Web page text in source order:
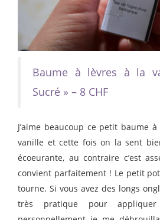
Baume à lèvres à la
Sucré » – 8 CHF
J’aime beaucoup ce petit baume
vanille et cette fois on la sent
écoeurante, au contraire c’est
convient parfaitement ! Le petit
tourne. Si vous avez des longs
très pratique pour